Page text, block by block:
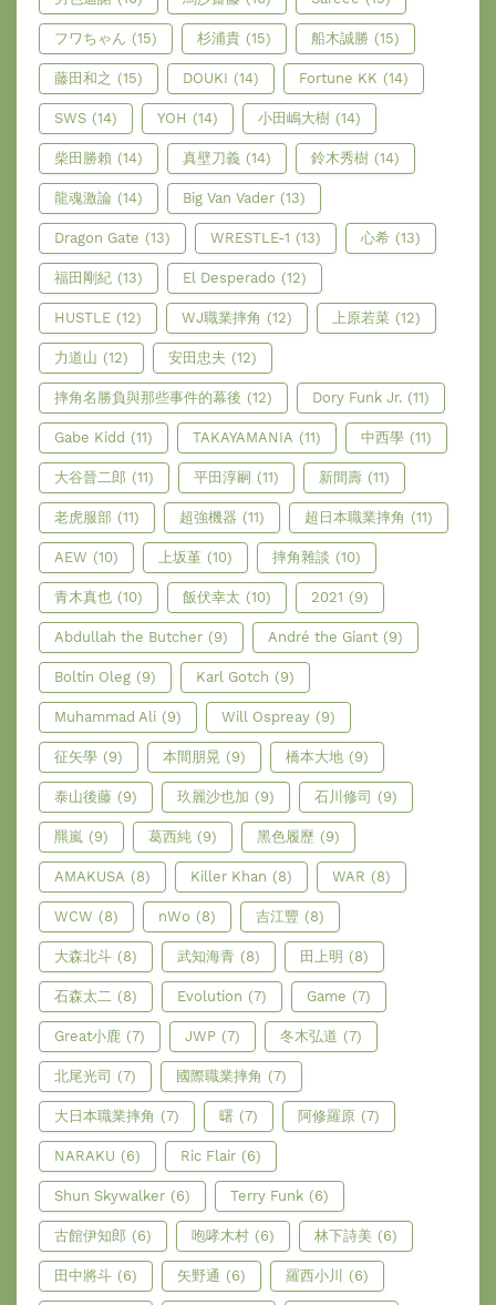
フワちゃん (15) 杉浦貴 (15) 船木誠勝 (15)
藤田和之 (15) DOUKI (14) Fortune KK (14)
SWS (14) YOH (14) 小田嶋大樹 (14)
柴田勝賴 (14) 真壁刀義 (14) 鈴木秀樹 (14)
龍魂激論 (14) Big Van Vader (13)
Dragon Gate (13) WRESTLE-1 (13) 心希 (13)
福田剛紀 (13) El Desperado (12)
HUSTLE (12) WJ職業摔角 (12) 上原若菜 (12)
力道山 (12) 安田忠夫 (12)
摔角名勝負與那些事件的幕後 (12) Dory Funk Jr. (11)
Gabe Kidd (11) TAKAYAMANIA (11) 中西學 (11)
大谷晉二郎 (11) 平田淳嗣 (11) 新間壽 (11)
老虎服部 (11) 超強機器 (11) 超日本職業摔角 (11)
AEW (10) 上坂堇 (10) 摔角雜談 (10)
青木真也 (10) 飯伏幸太 (10) 2021 (9)
Abdullah the Butcher (9) André the Giant (9)
Boltin Oleg (9) Karl Gotch (9)
Muhammad Ali (9) Will Ospreay (9)
征矢學 (9) 本間朋晃 (9) 橋本大地 (9)
泰山後藤 (9) 玖麗沙也加 (9) 石川修司 (9)
羆嵐 (9) 葛西純 (9) 黑色履歷 (9)
AMAKUSA (8) Killer Khan (8) WAR (8)
WCW (8) nWo (8) 吉江豐 (8)
大森北斗 (8) 武知海青 (8) 田上明 (8)
石森太二 (8) Evolution (7) Game (7)
Great小鹿 (7) JWP (7) 冬木弘道 (7)
北尾光司 (7) 國際職業摔角 (7)
大日本職業摔角 (7) 曙 (7) 阿修羅原 (7)
NARAKU (6) Ric Flair (6)
Shun Skywalker (6) Terry Funk (6)
古館伊知郎 (6) 咆哮木村 (6) 林下詩美 (6)
田中將斗 (6) 矢野通 (6) 羅西小川 (6)